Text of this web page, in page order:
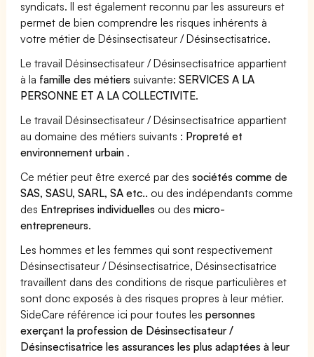
syndicats. Il est également reconnu par les assureurs et
permet de bien comprendre les risques inhérents à
votre métier de Désinsectisateur / Désinsectisatrice.
Le travail Désinsectisateur / Désinsectisatrice appartient
à la famille des métiers suivante:SERVICES A LA
PERSONNE ET A LA COLLECTIVITE.
Le travail Désinsectisateur / Désinsectisatrice appartient
au domaine des métiers suivants : Propreté et
environnement urbain .
Ce métier peut être exercé par dessociétés comme de
SAS, SASU, SARL, SA etc.. ou des indépendants comme
des Entreprises individuelles ou desmicro-
entrepreneurs.
Les hommes et les femmes qui sont respectivement
Désinsectisateur / Désinsectisatrice, Désinsectisatrice
travaillent dans des conditions de risque particulières et
sont donc exposés à des risques propres à leur métier.
SideCare référence ici pour toutes lespersonnes
exerçant la profession de Désinsectisateur /
Désinsectisatrice les assurances les plus adaptées à leur